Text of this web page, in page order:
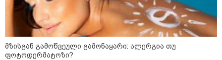
22:35 / 06-08-2026
"კიდევ ერთხელ მოვუწოდებ
საქართველოს მთავრობას, მისი
დაუყოვნებლივი და უპირობო
გათავისუფლებისკენ" - რას
წერს ეუთო-ს წარმომადგენელი
მზისგან გამოწვეული გამონაყარი: ალერგია თუ
ფოტოდერმატოზი?